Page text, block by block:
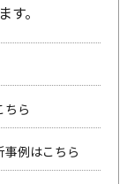
。
ちら
事例はこちら